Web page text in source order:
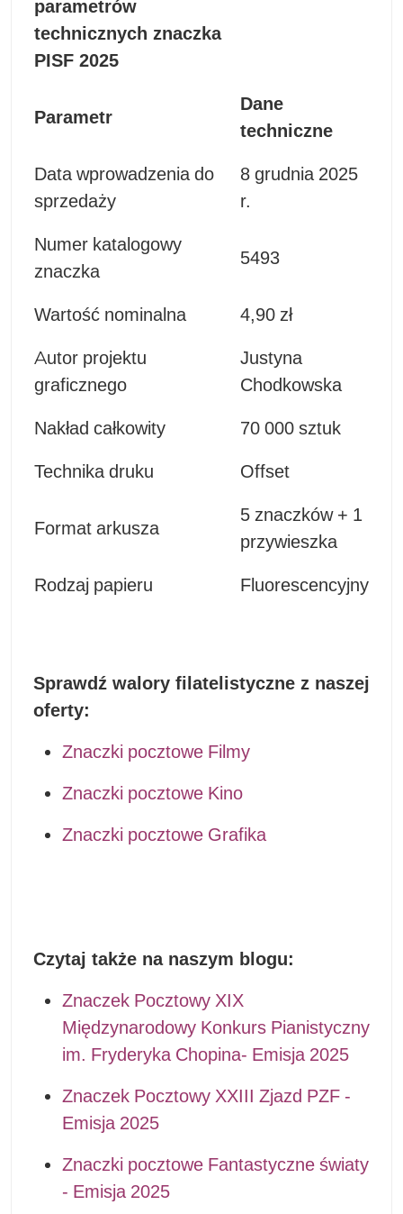
parametrów
technicznych znaczka
PISF 2025
Parametr
Dane
techniczne
Data wprowadzenia do
sprzedaży
8 grudnia 2025
r.
Numer katalogowy
znaczka
5493
Wartość nominalna
4,90 zł
Autor projektu
graficznego
Justyna
Chodkowska
Nakład całkowity
70 000 sztuk
Technika druku
Offset
Format arkusza
5 znaczków + 1
przywieszka
Rodzaj papieru
Fluorescencyjny
Sprawdź walory filatelistyczne z naszej
oferty:
Znaczki pocztowe Filmy
Znaczki pocztowe Kino
Znaczki pocztowe Grafika
Czytaj także na naszym blogu:
Znaczek Pocztowy XIX
Międzynarodowy Konkurs Pianistyczny
im. Fryderyka Chopina- Emisja 2025
Znaczek Pocztowy XXIII Zjazd PZF -
Emisja 2025
Znaczki pocztowe Fantastyczne światy
- Emisja 2025